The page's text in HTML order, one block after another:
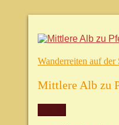
Zum
springen
Wanderreiten auf
Mittlere Alb zu